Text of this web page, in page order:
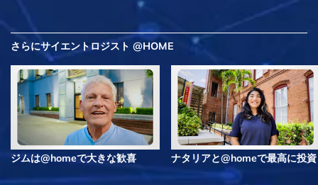
さらにサイエントロジスト @HOME
ジムは@homeで大きな歓喜 ナタリアと@homeで最高に投資